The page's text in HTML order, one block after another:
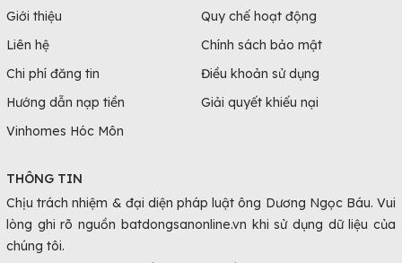
Giới thiệu
Liên hệ
Chi phí đăng tin
Hướng dẫn nạp tiền
Vinhomes Hóc Môn
Quy chế hoạt động
Chính sách bảo mật
Điều khoản sử dụng
Giải quyết khiếu nại
THÔNG TIN
Chịu trách nhiệm & đại diện pháp luật ông Dương Ngọc Báu. Vui
lòng ghi rõ nguồn batdongsanonline.vn khi sử dụng dữ liệu của
chúng tôi.